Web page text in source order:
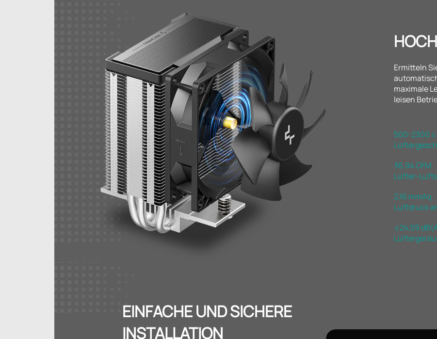
Ermitteln
maximale
leisen
500-2300 ±
36,94 CFM
Lüfter-
2,16 mmAq
Luftdruck
≤24,59
EINFACHE UND SICHERE
INSTALLATION